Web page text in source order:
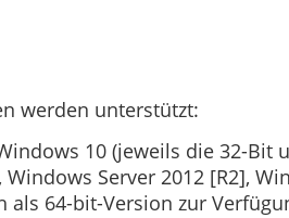
werden unterstützt:
10 (jeweils die 32-Bit
Windows Server 2012 [R2],
als 64-bit-Version zur